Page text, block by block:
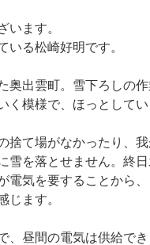
います。
いる松崎好明です。
奥出雲町。雪下ろしの
く模様で、ほっとしてい
捨て場がなかったり、
雪を落とせません。終
電気を要することから
じます。
、昼間の電気は供給で